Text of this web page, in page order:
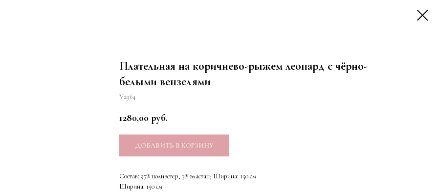
Плательная на коричнево-рыжем леопард с чёрно-
белыми вензелями
V2964
1280,00 руб.
ДОБАВИТЬ В КОРЗИНУ
Состав: 97% полиэстер, 3% эластан; Ширина: 150 см
Ширина: 150 см